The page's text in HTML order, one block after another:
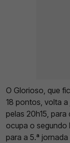
O Glorioso, que
18 pontos, volta
pelas 20h15,
ocupa o segundo
para a 5.ª